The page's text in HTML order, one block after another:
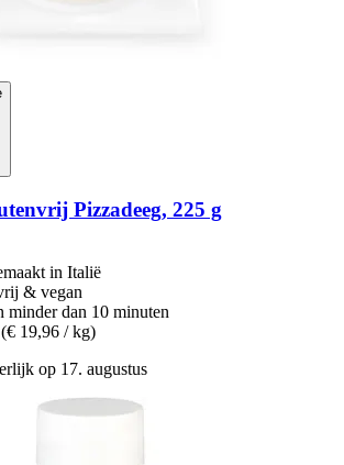
Pizzadeeg, 225 g
in Italië
& vegan
minder dan 10 minuten
(€ 19,96 / kg)
op 17. augustus